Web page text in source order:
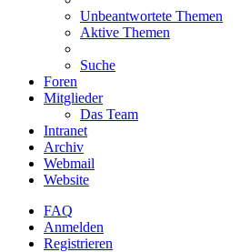
Unbeantwortete Themen
Aktive Themen
Suche
Foren
Mitglieder
Das Team
Intranet
Archiv
Webmail
Website
FAQ
Anmelden
Registrieren